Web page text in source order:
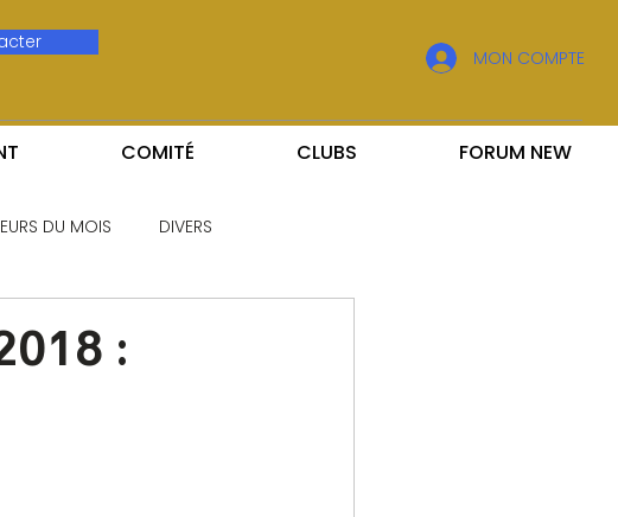
MON COMPTE
COMITÉ CLUBS FORUM NEW
DU MOIS DIVERS
: